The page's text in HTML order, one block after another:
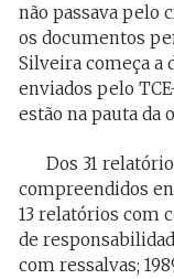
não passava pelo
os documentos
Silveira começa a
enviados pelo
estão na pauta da
Dos 31
compreendidos
13 relatórios com
de
com ressalvas;